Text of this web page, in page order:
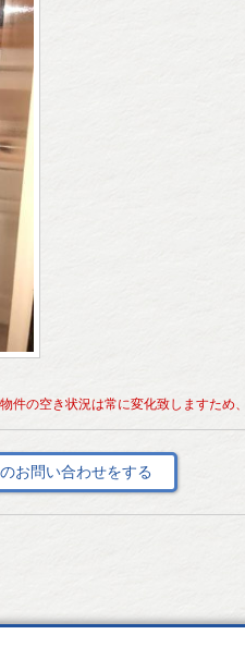
の空き状況は常に変化致しますため
お問い合わせをする